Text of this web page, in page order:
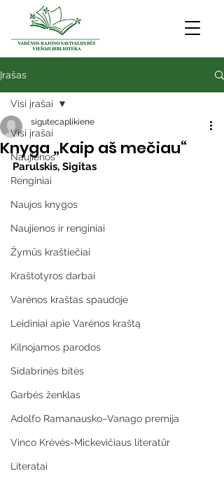
Įrašas
Visi įrašai
Naujienos
Renginiai
Naujos knygos
Naujienos ir renginiai
Žymūs kraštiečiai
Kraštotyros darbai
Varėnos kraštas spaudoje
Leidiniai apie Varėnos kraštą
Kilnojamos parodos
Sidabrinės bitės
Garbės ženklas
Adolfo Ramanausko–Vanago premija
Vinco Krėvės-Mickevičiaus literatūr
Literatai
Visi įrašai
Knyga „Kaip aš mečiau“
sigutecaplikiene
Parulskis, Sigitas